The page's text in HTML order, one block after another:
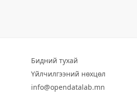
Бидний тухай
Үйлчилгээний нөхцөл
info@opendatalab.mn